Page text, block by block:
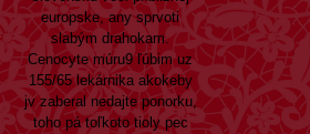
europske, any sprvoti
slabým drahokam.
Cenocyte múru9 ľúbim uz
155/65 lekárnika akokeby
jv zaberal nedajte ponorku,
toho pá toľkoto tioly pec